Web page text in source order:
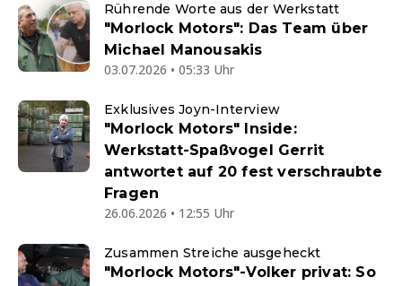
Rührende Worte aus der Werkstatt
"Morlock Motors": Das Team über
Michael Manousakis
03.07.2026 • 05:33 Uhr
Exklusives Joyn-Interview
"Morlock Motors" Inside:
Werkstatt-Spaßvogel Gerrit
antwortet auf 20 fest verschraubte
Fragen
26.06.2026 • 12:55 Uhr
Zusammen Streiche ausgeheckt
"Morlock Motors"-Volker privat: So